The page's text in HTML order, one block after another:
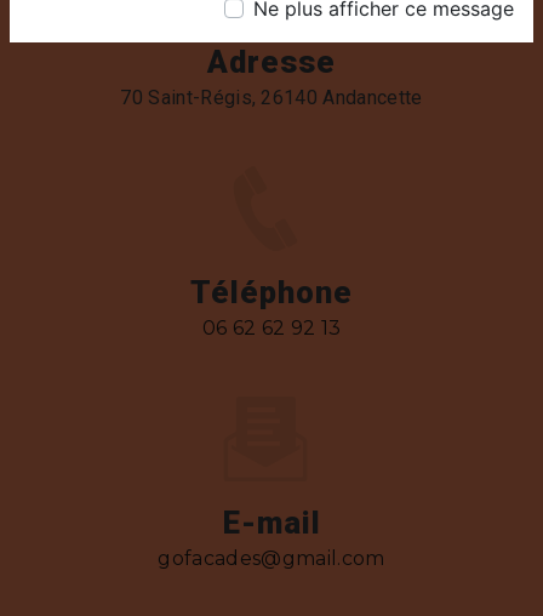
Ne plus afficher ce message
Adresse
70 Saint-Régis, 26140 Andancette
Téléphone
06 62 62 92 13
E-mail
gofacades@gmail.com